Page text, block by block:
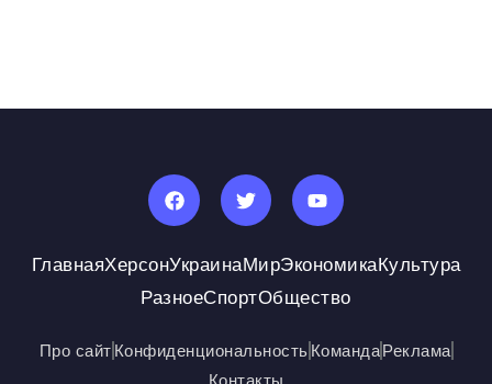
ГлавнаяХерсонУкраинаМирЭкономикаКультура
РазноеСпортОбщество
Про сайтКонфиденциональностьКомандаРеклама